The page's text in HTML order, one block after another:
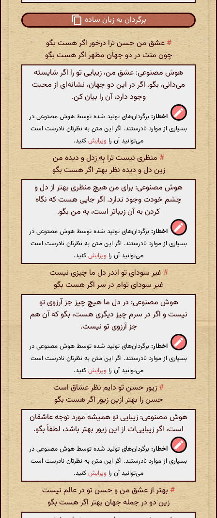
برگردان به زبان ساده
# عشق من حسن ترا درخور اگر هست بگو
چون منت در دو جهان مظهر اگر هست بگو
هوش مصنوعی: عشق من، زیبایی تو را اگر شایسته
می‌دانی، بگو. اگر در این دو جهان، نشانه‌ای از محبت
وجود دارد، آن را بیان کن.
اخطار: برگردان‌های تولید شده توسط هوش مصنوعی در
بسیاری از موارد نادرستند. اگر این متن به نظرتان نادرست است
می‌توانید آن را ویرایشکنید.
#منظری نیست ترا بِه ز‌دل و دیده من
زین دل و دیده نظر بهتر اگر هست بگو
هوش مصنوعی: برای من هیچ منظری بهتر از دل و
چشم خودت وجود ندارد. اگر جایی هست که نگاه
کردن به آن زیباتر است، به من بگو.
اخطار: برگردان‌های تولید شده توسط هوش مصنوعی در
بسیاری از موارد نادرستند. اگر این متن به نظرتان نادرست است
می‌توانید آن را ویرایشکنید.
# غیر سودای تو اندر دل ما چیزی نیست
غیر سودای توام در سر اگر هست بگو
هوش مصنوعی: در دل ما هیچ چیز جز آرزوی تو
نیست و اگر در سرم چیز دیگری هست، بگو که آن هم
جز آرزوی تو نیست.
اخطار: برگردان‌های تولید شده توسط هوش مصنوعی در
بسیاری از موارد نادرستند. اگر این متن به نظرتان نادرست است
می‌توانید آن را ویرایشکنید.
#زیور حسن تو دایم نظر عشاق است
حسن را بهتر ازین زیور اگر هست بگو
هوش مصنوعی: زیبایی تو همیشه مورد توجه عاشقان
است، اگر زیبایی‌ات از این زیور بهتر باشد، لطفاً بگو.
اخطار: برگردان‌های تولید شده توسط هوش مصنوعی در
بسیاری از موارد نادرستند. اگر این متن به نظرتان نادرست است
می‌توانید آن را ویرایشکنید.
#بهتر از عشق من و حسن تو در عالم نیست
زین دو در جمله جهان بهتر اگر هست بگو